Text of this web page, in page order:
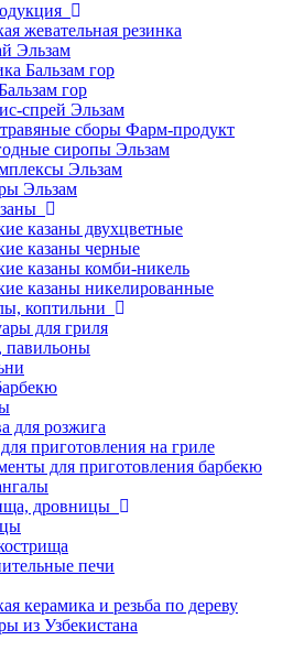
жевательная резинка
Эльзам
Бальзам гор
гор
спрей Эльзам
сборы Фарм-продукт
сиропы Эльзам
Эльзам
Эльзам
казаны двухцветные
казаны черные
казаны комби-никель
казаны никелированные
коптильни
для гриля
павильоны
для розжига
приготовления на гриле
для приготовления барбекю
дровницы
печи
керамика и резьба по дереву
из Узбекистана